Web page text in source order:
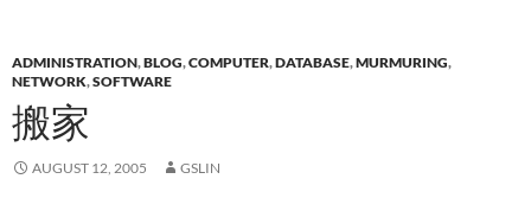
ADMINISTRATION,BLOG,COMPUTER,DATABASE,MURMURING,
NETWORK,SOFTWARE
搬家
AUGUST 12, 2005 GSLIN